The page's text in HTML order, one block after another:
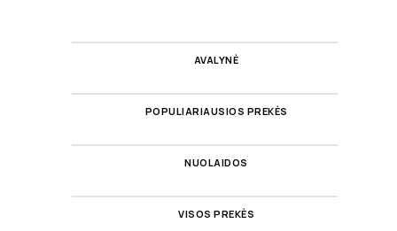
AVALYNĖ
POPULIARIAUSIOS PREKĖS
NUOLAIDOS
VISOS PREKĖS